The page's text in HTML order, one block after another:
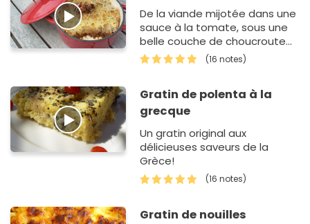
De la viande mijotée dans une
sauce à la tomate, sous une
belle couche de choucroute
bien dorée. Un gratin très bon
marché pour les soirées qui se
(16 notes)
Gratin de polenta à la
grecque
Un gratin original aux
délicieuses saveurs de la
Grèce!
(16 notes)
Gratin de nouilles